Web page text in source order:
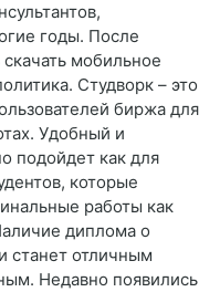
годы. После
мобильное
Студворк – это
биржа для
Удобный и
подойдет как для
которые
работы как
диплома о
станет отличным
Недавно появились